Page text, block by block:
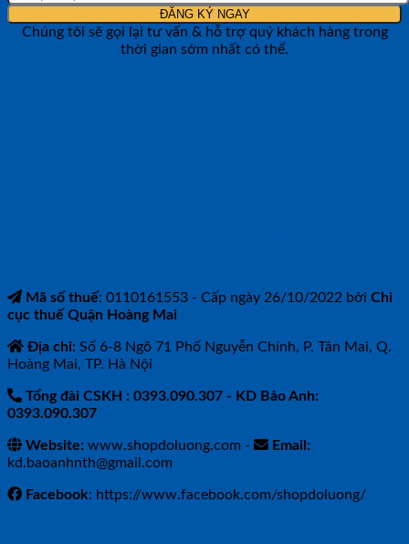
Chúng tôi sẽ gọi lại tư vấn & hỗ trợ quý khách hàng trong
thời gian sớm nhất có thể.
Mã số thuế: 0110161553 - Cấp ngày 26/10/2022 bởi Chi
cục thuế Quận Hoàng Mai
Địa chỉ: Số 6-8 Ngõ 71 Phố Nguyễn Chính, P. Tân Mai, Q.
Hoàng Mai, TP. Hà Nội
Tổng đài CSKH : 0393.090.307 - KD Bảo Anh:
0393.090.307
Website: www.shopdoluong.com -
Email:
kd.baoanhnth@gmail.com
Facebook: https://www.facebook.com/shopdoluong/